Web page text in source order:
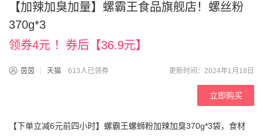
【加辣加臭加量】螺霸王食品旗舰店！螺丝粉
370g*3
领券4元 ！券后【36.9元】
茵茵 天猫 613人已领券 更新时间：2024年1月18日
立即购买
【下单立减6元前四小时】螺霸王螺蛳粉加辣加臭370g*3袋，食材